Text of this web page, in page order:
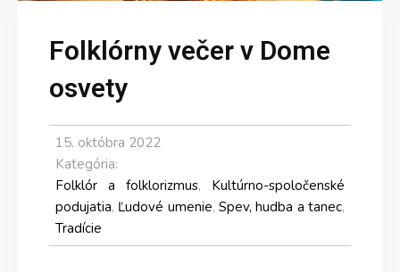
Folklórny večer v Dome
osvety
15. októbra 2022
Kategória:
Folklór a folklorizmus, Kultúrno-spoločenské
podujatia, Ľudové umenie,Spev, hudba a tanec,
Tradície